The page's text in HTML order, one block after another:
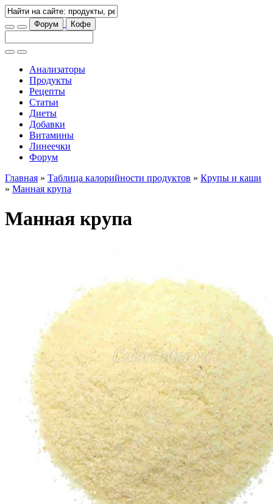
Форум Кофе
Анализаторы
Продукты
Рецепты
Статьи
Диеты
Добавки
Витамины
Линеечки
Форум
Главная » Таблица калорийности продуктов » Крупы и каши
» Манная крупа
Манная крупа